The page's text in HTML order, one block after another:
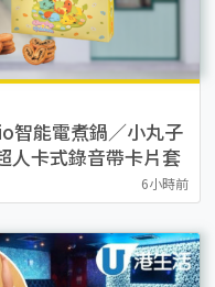
智能電煮鍋／小丸子
卡式錄音帶卡片套
6小時前